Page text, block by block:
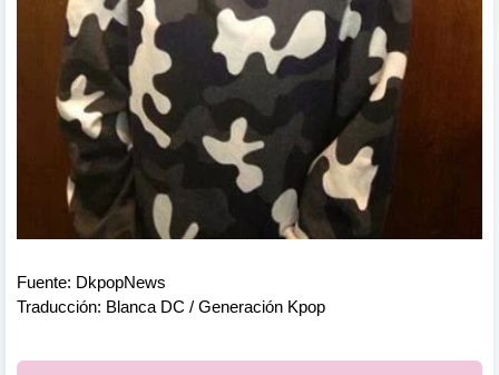
Fuente: DkpopNews
Traducción: Blanca DC / Generación Kpop